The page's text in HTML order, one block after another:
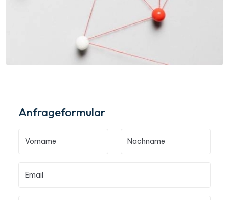
Anfrageformular